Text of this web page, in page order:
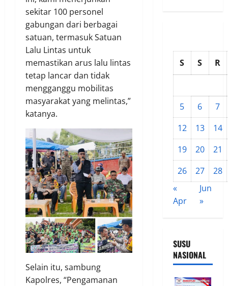
sekitar 100 personel
gabungan dari berbagai
satuan, termasuk Satuan
Lalu Lintas untuk
memastikan arus lalu lintas
tetap lancar dan tidak
mengganggu mobilitas
masyarakat yang melintas,”
katanya.
Selain itu, sambung
Kapolres, “Pengamanan
S S R
5 6
7
12
13
14
19
20
21
26
27
28
«
Apr
Jun
»
SUSU
NASIONAL